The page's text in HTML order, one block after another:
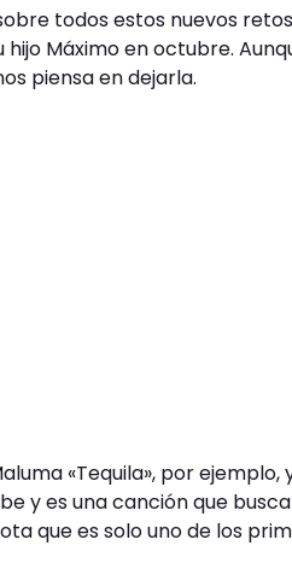
todos estos nuevos
Máximo en octubre.
piensa en dejarla.
«Tequila», por ejemplo,
y es una canción que
que es solo uno de los